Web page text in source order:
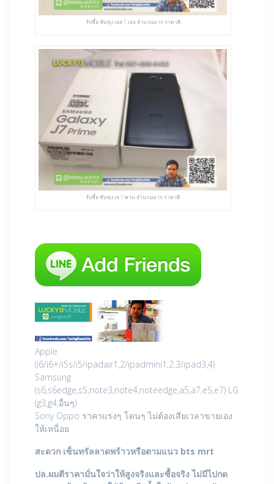
รับซื้อ ซัมซุง เอส 7 เอจ จำนวนมาก ราคาดี
รับซื้อ ซัมซุง เจ 7 พาม จำนวนมาก ราคาดี
Apple
(i6/i6+/i5s/i5/ipadair1,2/ipadmini1,2,3/ipad3,4)
Samsung
(s6,s6edge,s5,note3,note4,noteedge,a5,a7,e5,e7) LG
(g3,g4,อื่นๆ)
Sony Oppo ราคาแรงๆ โดนๆ ไม่ต้องเสียเวลาขายเอง
ให้เหนื่อย
สะดวก เซ็นทรัลลาดพร้าวหรือตามแนว bts mrt
ปล.ผมตีราคามั่นใจว่าให้สูงจริงและซื้อจริง ไม่มีไปกด